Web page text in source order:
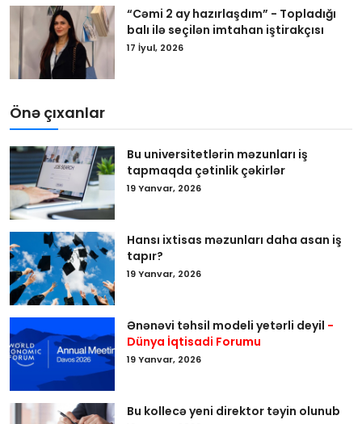
“Cəmi 2 ay hazırlaşdım” - Topladığı
balı ilə seçilən imtahan iştirakçısı
17 İyul, 2026
Önə çıxanlar
Bu universitetlərin məzunları iş
tapmaqda çətinlik çəkirlər
19 Yanvar, 2026
Hansı ixtisas məzunları daha asan iş
tapır?
19 Yanvar, 2026
Ənənəvi təhsil modeli yetərli deyil -
Dünya İqtisadi Forumu
19 Yanvar, 2026
Bu kollecə yeni direktor təyin olunub